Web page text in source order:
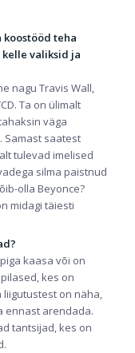
teha
valiksid ja
nagu Travis Wall,
Ta on ülimalt
väga
saatest
tulevad imelised
silma paistnud
olla Beyonce?
midagi täiesti
kaasa või on
kes on
liigutustest on näha,
ennast arendada.
tantsijad, kes on